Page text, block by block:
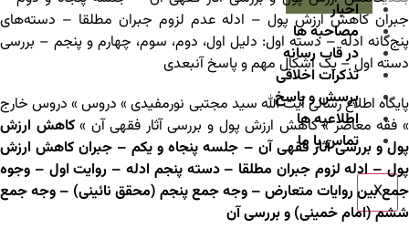
اخبار
مصاحبه ها
در قاب رسانه
تذکرات اخلاقی
پرسش و پاسخ
اطلاعیه ها
تماس با ما
X
جبران کاهش ارزش پول – ادله عدم لزوم جبران مطلقا – دسته‌های
پنج‌گانه ادله – دسته اول: دلیل اول، دوم، سوم، چهارم و پنجم – بررسی
دسته اول – یک اشکال مهم و پاسخ آنبعدی
پایگاه اطلاع رسانی آیت الله سید مجتبی نورمفیدی» دروس» دروس خارج
» فقه معاصر»کاهش ارزش پول و بررسی آثار فقهی آن »کاهش ارزش
پول و بررسی آثار فقهی آن – جلسه پنجاه و یکم – جبران کاهش ارزش
پول – ادله لزوم جبران مطلقا – دسته پنجم ادله – روایت اول – وجوه
جمع بین روایات متعارض – وجه جمع پنجم (محقق نائینی) – وجه جمع
ششم (امام خمینی) و بررسی آن